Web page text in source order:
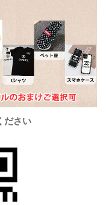
ださい